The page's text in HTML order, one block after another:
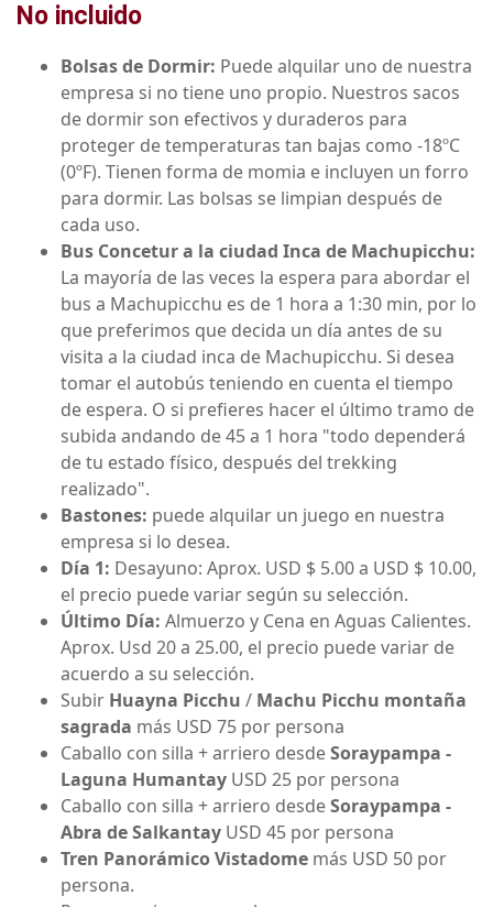
No incluido
Bolsas de Dormir: Puede alquilar uno de nuestra
empresa si no tiene uno propio. Nuestros sacos
de dormir son efectivos y duraderos para
proteger de temperaturas tan bajas como -18ºC
(0ºF). Tienen forma de momia e incluyen un forro
para dormir. Las bolsas se limpian después de
cada uso.
Bus Concetur a la ciudad Inca de Machupicchu:
La mayoría de las veces la espera para abordar el
bus a Machupicchu es de 1 hora a 1:30 min, por lo
que preferimos que decida un día antes de su
visita a la ciudad inca de Machupicchu. Si desea
tomar el autobús teniendo en cuenta el tiempo
de espera. O si prefieres hacer el último tramo de
subida andando de 45 a 1 hora "todo dependerá
de tu estado físico, después del trekking
realizado".
Bastones: puede alquilar un juego en nuestra
empresa si lo desea.
Día 1: Desayuno: Aprox. USD $ 5.00 a USD $ 10.00,
el precio puede variar según su selección.
Último Día: Almuerzo y Cena en Aguas Calientes.
Aprox. Usd 20 a 25.00, el precio puede variar de
acuerdo a su selección.
Subir Huayna Picchu / Machu Picchu montaña
sagrada más USD 75 por persona
Caballo con silla + arriero desdeSoraypampa -
Laguna Humantay USD 25 por persona
Caballo con silla + arriero desdeSoraypampa -
Abra de Salkantay USD 45 por persona
Tren Panorámico Vistadome más USD 50 por
persona.